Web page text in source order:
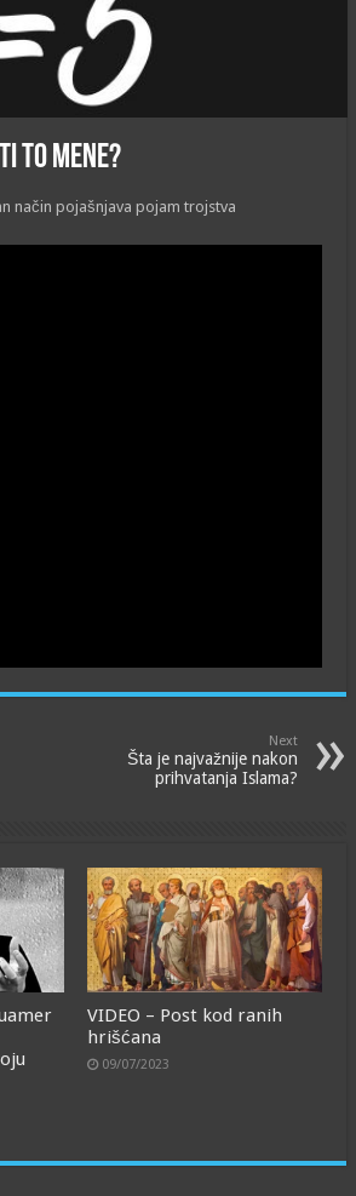
to mene?
način pojašnjava pojam trojstva
Next
Šta je najvažnije nakon
prihvatanja Islama?
VIDEO – Post kod ranih
hrišćana
09/07/2023